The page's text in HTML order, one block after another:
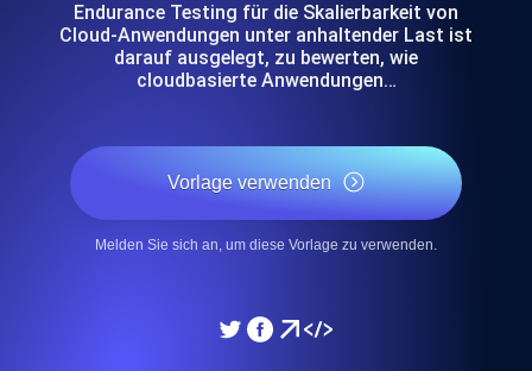
Endurance Testing für die Skalierbarkeit von
Cloud-Anwendungen unter anhaltender Last ist
darauf ausgelegt, zu bewerten, wie
cloudbasierte Anwendungen…
Vorlage verwenden
Melden Sie sich an, um diese Vorlage zu verwenden.